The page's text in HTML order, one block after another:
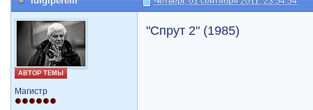
АВТОР ТЕМЫ
Магистр
"Спрут 2" (1985)